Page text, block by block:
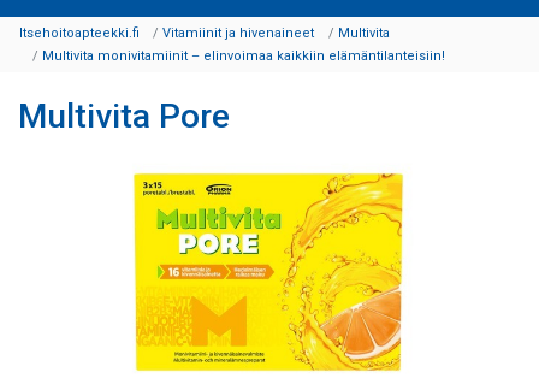
Itsehoitoapteekki.fi Vitamiinit ja hivenaineet
Multivita
Multivita monivitamiinit – elinvoimaa kaikkiin elämäntilanteisiin!
Multivita Pore